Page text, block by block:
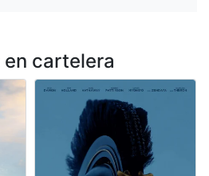
cartelera